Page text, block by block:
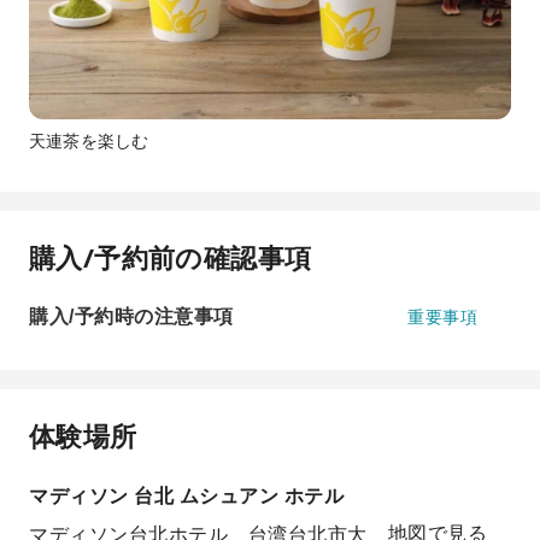
天連茶を楽しむ
購入/予約前の確認事項
購入/予約時の注意事項 重要事項
体験場所
マディソン 台北 ムシュアン ホテル
マディソン台北ホテル、台湾台北市大
地図で見る